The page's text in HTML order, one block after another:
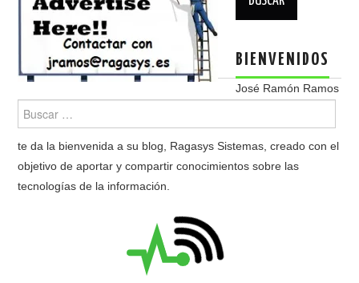
BIENVENIDOS
José Ramón Ramos
te da la bienvenida a su blog, Ragasys Sistemas, creado con el
objetivo de aportar y compartir conocimientos sobre las
tecnologías de la información.